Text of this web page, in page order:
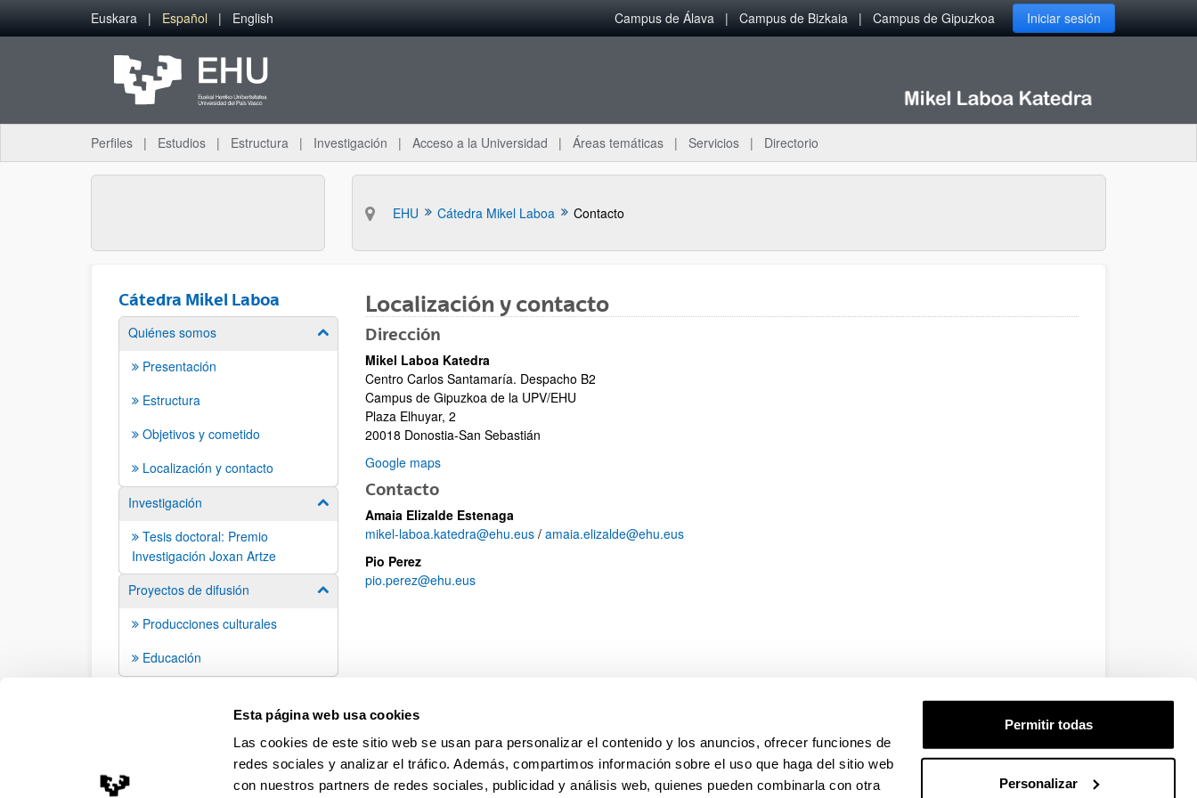
Esta página web usa cookies
Las cookies de este sitio web se usan para personalizar el contenido y los anuncios, ofrecer funciones de
redes sociales y analizar el tráfico. Además, compartimos información sobre el uso que haga del sitio web
con nuestros partners de redes sociales, publicidad y análisis web, quienes pueden combinarla con otra
Permitir todas
Personalizar
Saltar al contenido principal
Euskara Español English Campus de Álava Campus de Bizkaia Campus de Gipuzkoa Iniciar sesión
Perfiles Estudios Estructura Investigación Acceso a la Universidad Áreas temáticas Servicios Directorio
EHU Cátedra Mikel Laboa Contacto
Cátedra Mikel Laboa
Quiénes somos Mostrar/ocultar subpáginas
Presentación
Estructura
Objetivos y cometido
Localización y contacto
Investigación
Mostrar/ocultar subpáginas
Tesis doctoral: Premio
Investigación Joxan Artze
Proyectos de difusión
Mostrar/ocultar subpáginas
Producciones culturales
Educación
Localización y contacto
Dirección
Mikel Laboa Katedra
Centro Carlos Santamaría. Despacho B2
Campus de Gipuzkoa de la UPV/EHU
Plaza Elhuyar, 2
20018 Donostia-San Sebastián
Google maps
Contacto
Amaia Elizalde Estenaga
mikel-laboa.katedra@ehu.eus / amaia.elizalde@ehu.eus
Pio Perez
pio.perez@ehu.eus